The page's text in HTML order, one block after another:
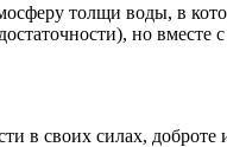
толщи воды, в
но вместе
в своих силах, доброте